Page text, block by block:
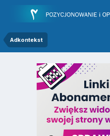
Adkontekst